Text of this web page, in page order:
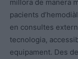
millora de manera
pacients
en consultes
tecnologia,
equipament. Des